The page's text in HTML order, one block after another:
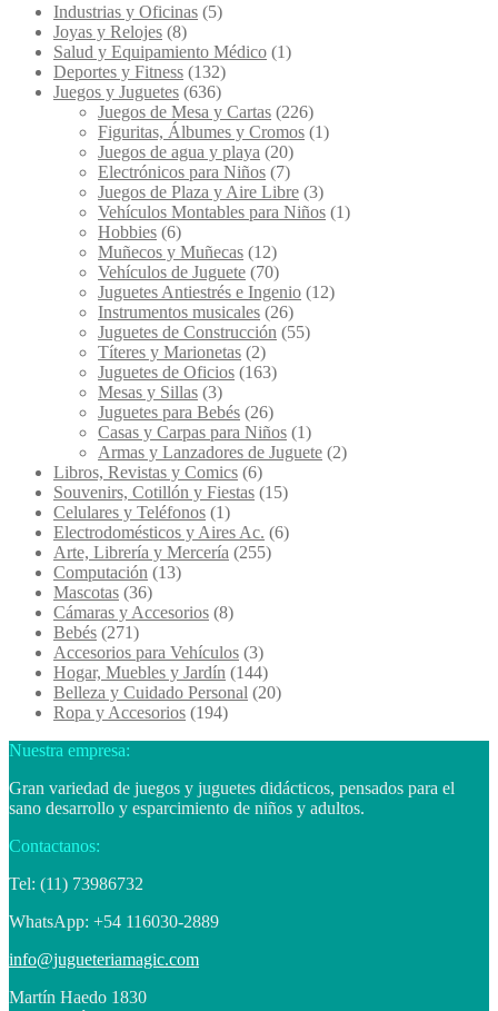
Industrias y Oficinas (5)
Joyas y Relojes (8)
Salud y Equipamiento Médico (1)
Deportes y Fitness (132)
Juegos y Juguetes (636)
Juegos de Mesa y Cartas (226)
Figuritas, Álbumes y Cromos (1)
Juegos de agua y playa (20)
Electrónicos para Niños (7)
Juegos de Plaza y Aire Libre (3)
Vehículos Montables para Niños (1)
Hobbies (6)
Muñecos y Muñecas (12)
Vehículos de Juguete (70)
Juguetes Antiestrés e Ingenio (12)
Instrumentos musicales (26)
Juguetes de Construcción (55)
Títeres y Marionetas (2)
Juguetes de Oficios (163)
Mesas y Sillas (3)
Juguetes para Bebés (26)
Casas y Carpas para Niños (1)
Armas y Lanzadores de Juguete (2)
Libros, Revistas y Comics (6)
Souvenirs, Cotillón y Fiestas (15)
Celulares y Teléfonos (1)
Electrodomésticos y Aires Ac. (6)
Arte, Librería y Mercería (255)
Computación (13)
Mascotas (36)
Cámaras y Accesorios (8)
Bebés (271)
Accesorios para Vehículos (3)
Hogar, Muebles y Jardín (144)
Belleza y Cuidado Personal (20)
Ropa y Accesorios (194)
Nuestra empresa:
Gran variedad de juegos y juguetes didácticos, pensados para el
sano desarrollo y esparcimiento de niños y adultos.
Contactanos:
Tel: (11) 73986732
WhatsApp: +54 116030-2889
info@jugueteriamagic.com
Martín Haedo 1830